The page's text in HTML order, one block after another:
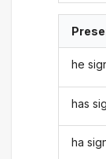
he
has
ha